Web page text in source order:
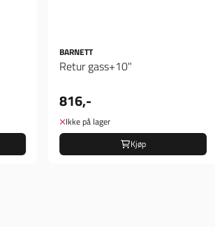
BARNETT
Retur gass+10"
816,-
Ikke på lager
Kjøp